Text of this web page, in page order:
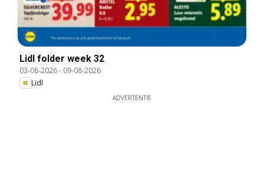
Lidl folder week 32
03-08-2026- 09-08-2026
Lidl
ADVERTENTIE